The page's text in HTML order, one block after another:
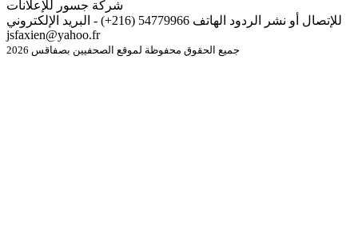
شركة جسور للإعلانات
للإتصال أو نشر الردود الهاتف 54779966 (216+) - البريد الإلكتروني
jsfaxien@yahoo.fr
جميع الحقوق محفوظة لموقع الصحفيين بصفاقس 2026